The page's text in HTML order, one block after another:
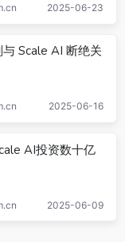
2025-06-23
Scale AI 断绝关
2025-06-16
AI投资数十亿
2025-06-09